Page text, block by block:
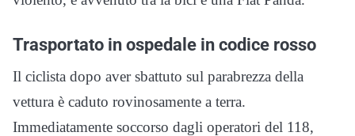
Trasportato in ospedale in codice rosso
Il ciclista dopo aver sbattuto sul parabrezza della
vettura è caduto rovinosamente a terra.
Immediatamente soccorso dagli operatori del 118,